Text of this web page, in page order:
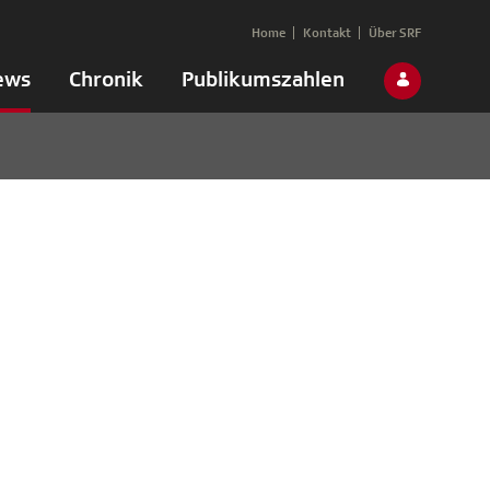
Chronik Publikumszahlen
Home Kontakt Über SRF